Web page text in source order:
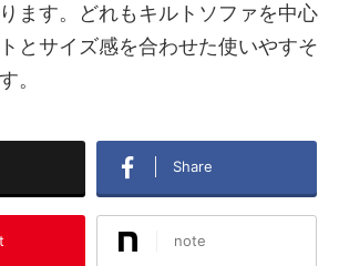
ます。どれもキルトソファを中心
とサイズ感を合わせた使いやすそ
。
Share
note